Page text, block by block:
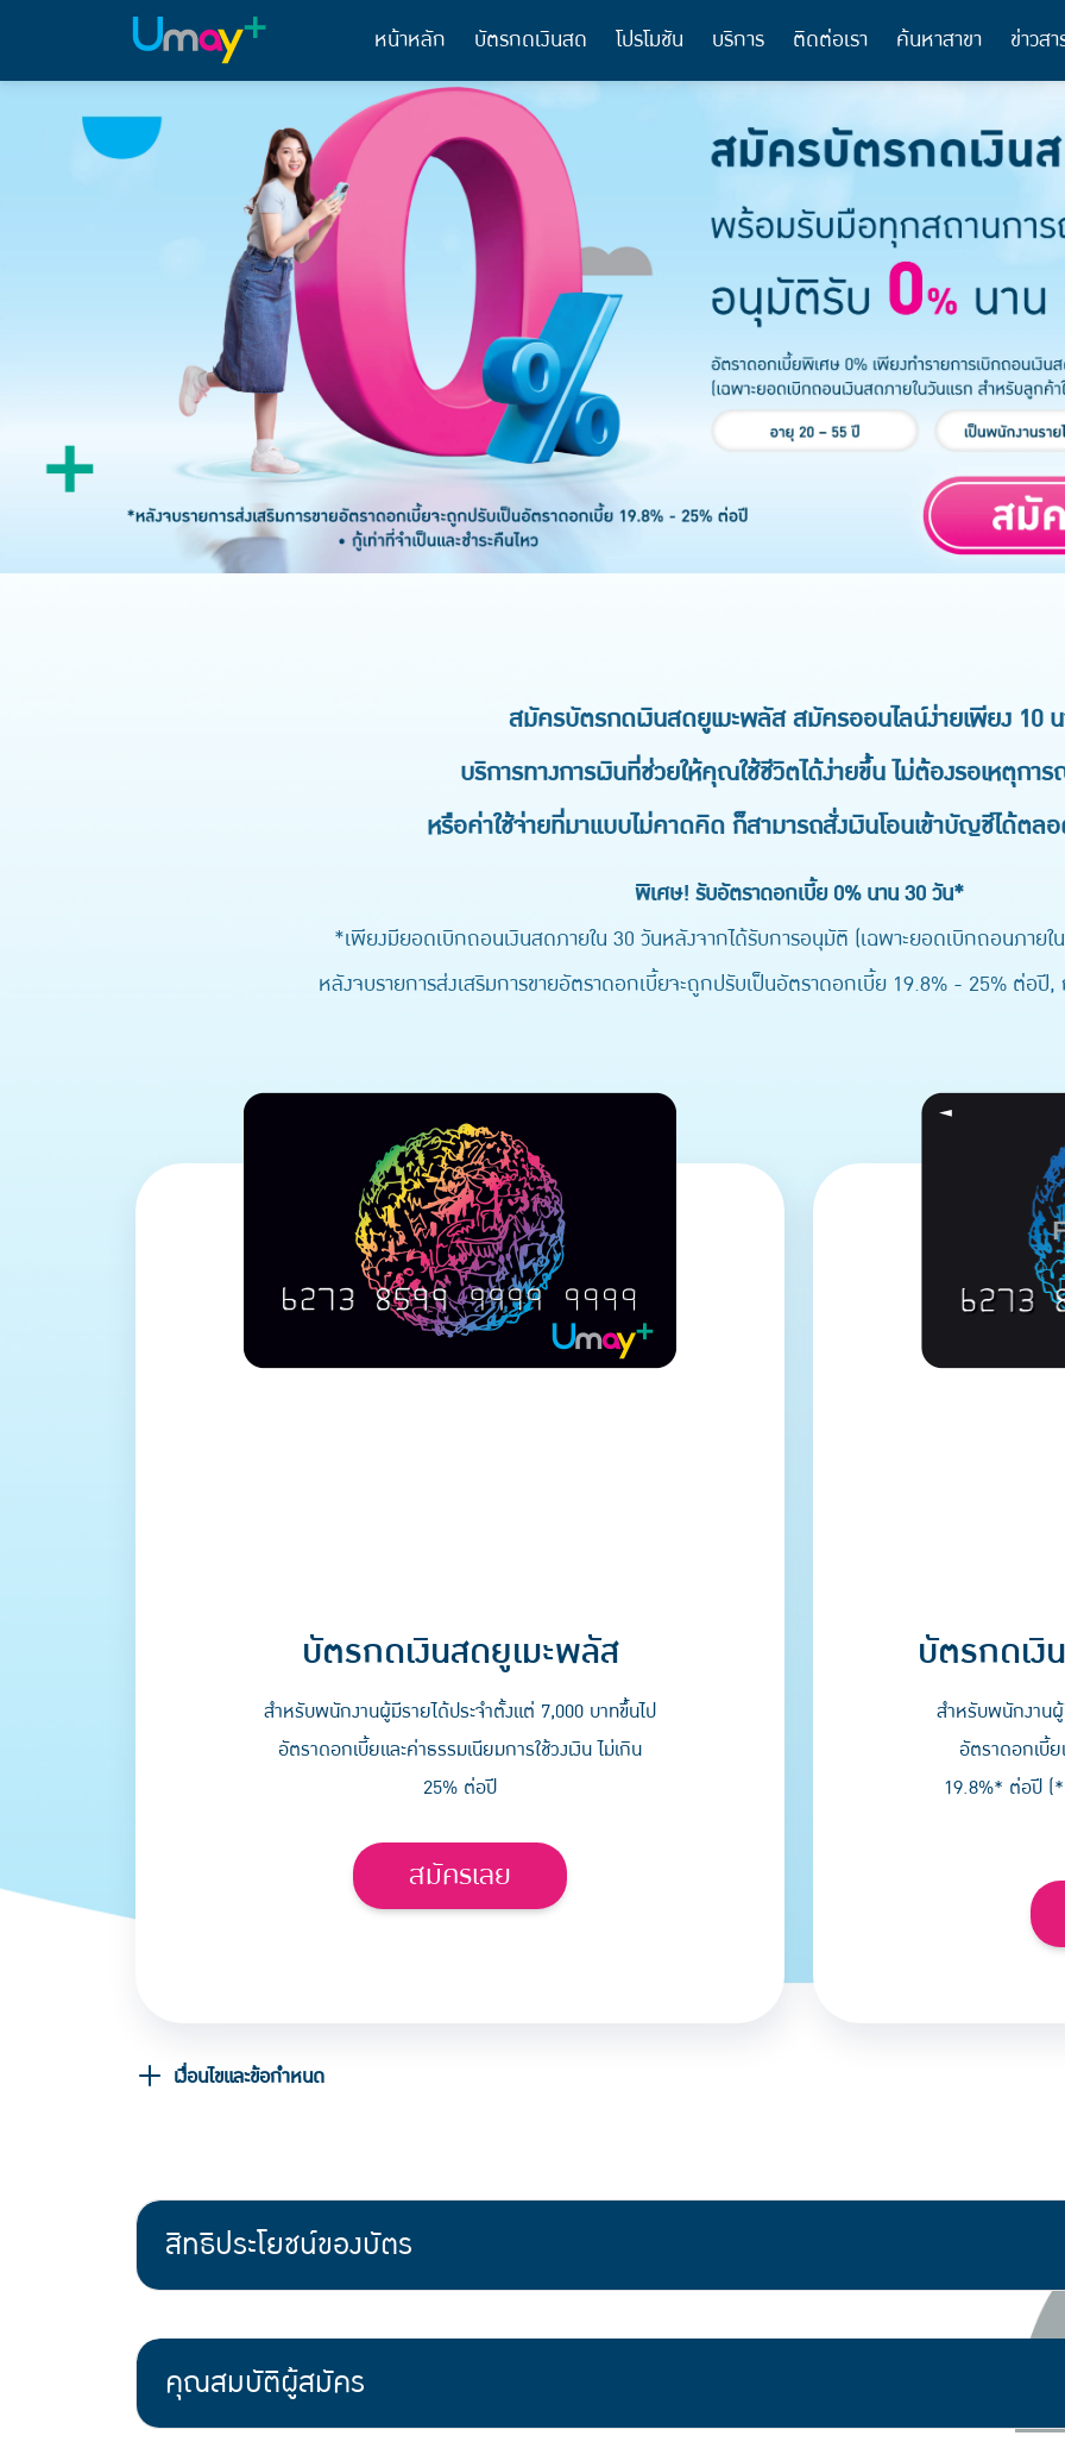
หน้าหลัก บัตรกดเงินสด โปรโมชัน บริการ ติดต่อเรา ค้นหาสาขา ข่าวสา
สมัครบัตรกดเงินสดยูเมะพลัส สมัครออนไลน์ง่ายเพียง 10
บริการทางการเงินที่ช่วยให้คุณใช้ชีวิตได้ง่ายขึ้น ไม่ต้องรอเหตุกา
หรือค่าใช้จ่ายที่มาแบบไม่คาดคิด ก็สามารถสั่งเงินโอนเข้าบัญชีได้ตล
พิเศษ! รับอัตราดอกเบี้ย 0% นาน 30 วัน*
*เพียงมียอดเบิกถอนเงินสดภายใน 30 วันหลังจากได้รับการอนุมัติ (เฉพาะยอดเบิกถอนภาย
หลังจบรายการส่งเสริมการขายอัตราดอกเบี้ยจะถูกปรับเป็นอัตราดอกเบี้ย 19.8% - 25% ต่อปี,
บัตรกดเงินสดยูเมะพลัส
สำหรับพนักงานผู้มีรายได้ประจำตั้งแต่ 7,000 บาทขึ้นไป
อัตราดอกเบี้ยและค่าธรรมเนียมการใช้วงเงิน ไม่เกิน
25% ต่อปี
สมัครเลย
บัตรกดเงิ
สำหรับพนักงานผู้
อัตราดอกเบี้ย
19.8%* ต่อปี
เงื่อนไขและข้อกำหนด
สิทธิประโยชน์ของบัตร
คุณสมบัติผู้สมัคร